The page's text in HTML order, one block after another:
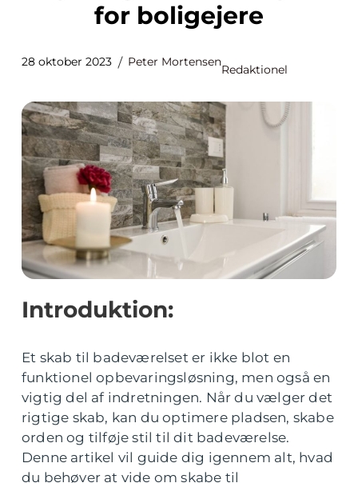
for boligejere
28 oktober 2023 Peter Mortensen
Redaktionel
Introduktion:
Et skab til badeværelset er ikke blot en
funktionel opbevaringsløsning, men også en
vigtig del af indretningen. Når du vælger det
rigtige skab, kan du optimere pladsen, skabe
orden og tilføje stil til dit badeværelse.
Denne artikel vil guide dig igennem alt, hvad
du behøver at vide om skabe til